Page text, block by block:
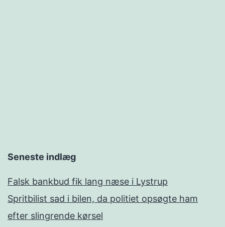
Seneste indlæg
Falsk bankbud fik lang næse i Lystrup
Spritbilist sad i bilen, da politiet opsøgte ham
efter slingrende kørsel